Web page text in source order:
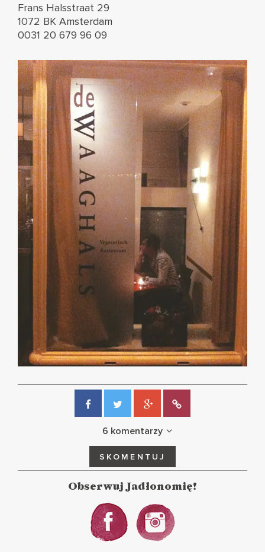
Frans Halsstraat 29
1072 BK Amsterdam
0031 20 679 96 09
6 komentarzy
SKOMENTUJ
Obserwuj Jadłonomię!